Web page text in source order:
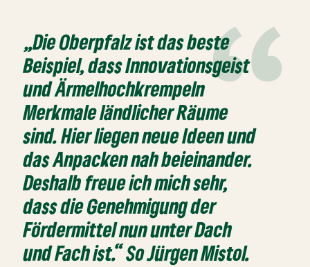
„Die Oberpfalz ist das beste
Beispiel, dass Innovationsgeist
und Ärmelhochkrempeln
Merkmale ländlicher Räume
sind. Hier liegen neue Ideen und
das Anpacken nah beieinander.
Deshalb freue ich mich sehr,
dass die Genehmigung der
Fördermittel nun unter Dach
und Fach ist.“ So Jürgen Mistol.